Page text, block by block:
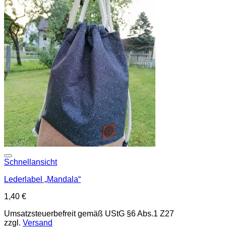
Schnellansicht
Lederlabel „Mandala“
1,40 €
Umsatzsteuerbefreit gemäß UStG §6 Abs.1 Z27
zzgl. Versand